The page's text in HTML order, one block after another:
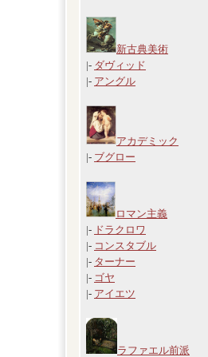
新古典美術
|- ダヴィッド
|- アングル
アカデミック
|- ブグロー
ロマン主義
|- ドラクロワ
|- コンスタブル
|- ターナー
|- ゴヤ
|- アイエツ
ラファエル前派